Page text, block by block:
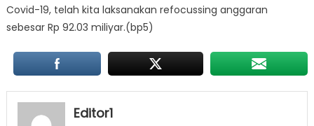
Covid-19, telah kita laksanakan refocussing anggaran
sebesar Rp 92.03 miliyar.(bp5)
Editor1